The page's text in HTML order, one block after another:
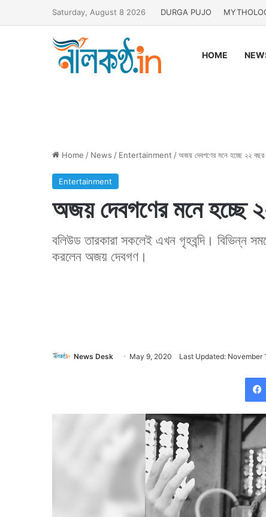
Saturday, August 8 2026 DURGA PUJO
HOME
Home / News / Entertainment /অজয় দেবগণের মনে হচ্ছে ২২
Entertainment
অজয় দেবগণের মনে
বলিউড তারকারা সকলেই এখন গৃহবন্দি। বিভিন্ন
করলেন অজয় দেবগণ।
News Desk May 9, 2020 Last Updated: November